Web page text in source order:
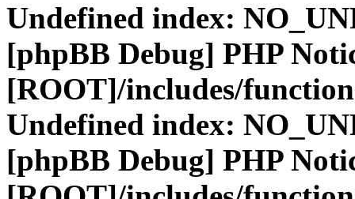
Undefined index:
[phpBB Debug] PHP
[ROOT]/includes/
Undefined index:
[phpBB Debug] PHP